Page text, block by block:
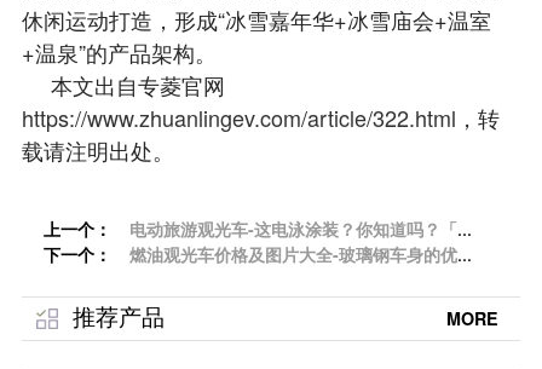
休闲运动打造，形成“冰雪嘉年华+冰雪庙会+温室
+温泉”的产品架构。
本文出自专菱官 网
https://www.zhuanlingev.com/article/322.html ，转
载请注明出处。
上一个：
电动旅游观光车-这电泳涂装？你知道吗？「专
菱」
下一个：
燃油观光车价格及图片大全-玻璃钢车身的优点
推荐产品 MORE